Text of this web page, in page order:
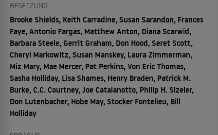
BESETZUNG
Brooke Shields, Keith Carradine, Susan Sarandon, Frances
Faye, Antonio Fargas, Matthew Anton, Diana Scarwid,
Barbara Steele, Gerrit Graham, Don Hood, Seret Scott,
Cheryl Markowitz, Susan Manskey, Laura Zimmerman,
Miz Mary, Mae Mercer, Pat Perkins, Von Eric Thomas,
Sasha Holliday, Lisa Shames, Henry Braden, Patrick M.
Burke, C.C. Courtney, Joe Catalanotto, Philip H. Sizeler,
Don Lutenbacher, Hobe May, Stocker Fontelieu, Bill
Holliday